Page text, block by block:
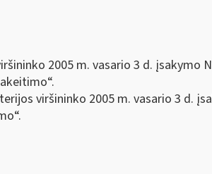
2005 m. vasario 3 d. įsakymo
viršininko 2005 m. vasario 3 d.